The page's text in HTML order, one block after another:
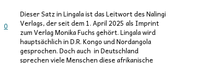
0
Dieser Satz in Lingala ist das Leitwort des Nalingi
Verlags, der seit dem 1. April 2025 als Imprint
zum Verlag Monika Fuchs gehört. Lingala wird
hauptsächlich in D.R. Kongo und Nordangola
gesprochen. Doch auch in Deutschland
sprechen viele Menschen diese afrikanische